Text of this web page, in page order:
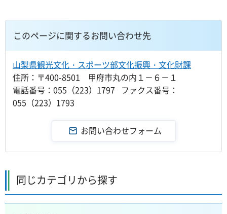
このページに関するお問い合わせ先
山梨県観光文化・スポーツ部文化振興・文化財課
住所：〒400-8501 甲府市丸の内１－６－１
電話番号：055（223）1797 ファクス番号：
055（223）1793
同じカテゴリから探す